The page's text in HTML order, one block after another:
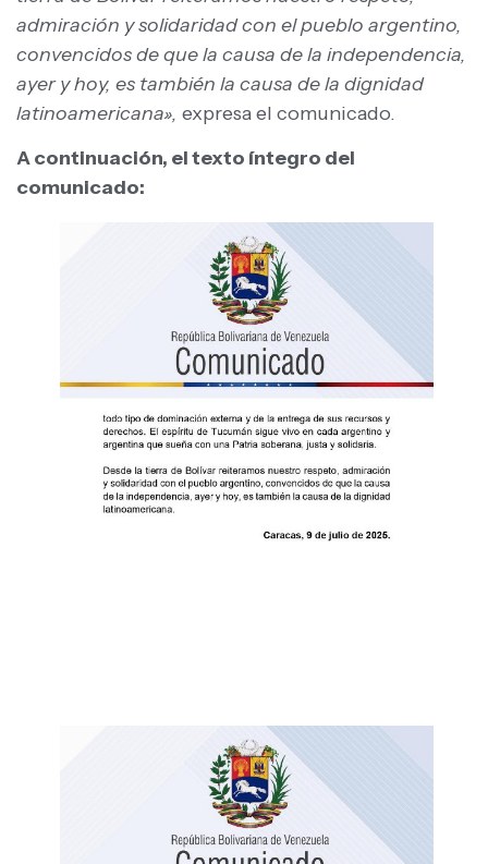
admiración y solidaridad con el pueblo argentino,
convencidos de que la causa de la independencia,
ayer y hoy, es también la causa de la dignidad
latinoamericana», expresa el comunicado.
A continuación, el texto íntegro del
comunicado: